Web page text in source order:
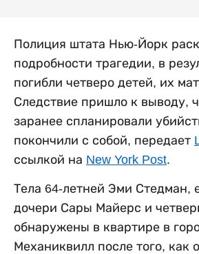
Полиция штата Нью-Йорк
подробности трагедии, в
погибли четверо детей, их
Следствие пришло к выводу,
заранее спланировали
покончили с собой, передает
ссылкой на New York Post.
Тела 64-летней Эми Стедман,
дочери Сары Майерс и
обнаружены в квартире в
Механиквилл после того, как